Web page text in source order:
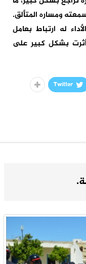
ومساره المتألق.
له ارتباط بعامل
بشكل كبير على
Twitter